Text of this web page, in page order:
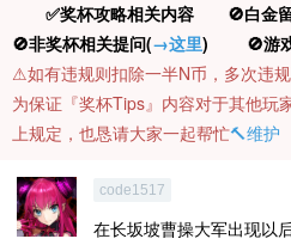
✅奖杯攻略相关内容 🚫白金
🚫非奖杯相关提问(→这里) 🚫游戏
⚠️如有违规则扣除一半N币，多次违
为保证『奖杯Tips』内容对于其他玩
上规定，也恳请大家一起帮忙🔨维护
code1517
在长坂坡曹操大军出现以